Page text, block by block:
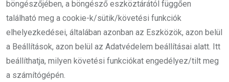
böngészőjében, a böngésző eszköztárától függően
található meg a cookie-k/sütik/követési funkciók
elhelyezkedései, általában azonban az Eszközök, azon belül
a Beállítások, azon belül az Adatvédelem beállításai alatt. Itt
beállíthatja, milyen követési funkciókat engedélyez/tilt meg
a számítógépén.